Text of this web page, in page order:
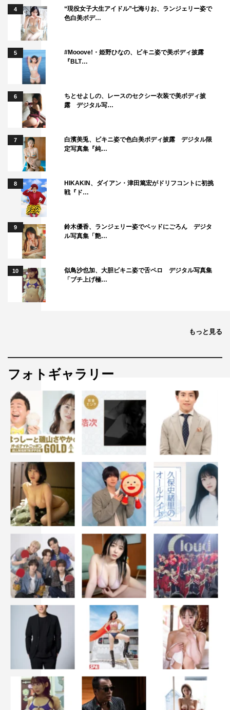
©AbemaTV,Inc.
2人のデート終了時には「大人を感じました。とにかくす
てきでした」と休日課長のデートプランを絶賛した指原。
自身の理想の恋愛像として「ちゃんと味をおいしいと思っ
てくれる彼氏がいい。インスタントラーメンはインスタン
トラーメンでおいしいんですけど、そのおいしいと、ご飯
のおいしいを一緒にしゃべらないでほしくて。季節のお料
理とかを感じてほしいんですよ」と言及。
その上で、「課長って、ご自身が料理されるというのもあ
ると思うんですけど、それを感じてくれるタイプ。私めち
ゃめちゃ課長好きじゃん（笑）。めちゃくちゃ良いなって
思いました！ 素晴らしかった！」と休日課長を絶賛し
こうして休日課長とたかし、それぞれのデートが終了。同
じ時間に別の場所で待っている2人のうち、逢沢が「今後
もお付き合いを続けたい」と思った1人の元へ向かった。
果たして、逢沢が選んだのはどちらなのか。
ABEMAで放送後7日間無料で見逃し配信中。
1451_s1_p49
©AbemaTV,Inc.
この記事の写真
ヒロミ 休日課長 指原莉乃
逢沢りな
4
“現役女子大生アイドル”七海りお、ランジェリー姿で
色白美ボデ…
5
#Mooove!・姫野ひなの、ビキニ姿で美ボディ披露
『BLT…
6
ちとせよしの、レースのセクシー衣装で美ボディ披
露 デジタル写…
7
白濱美兎、ビキニ姿で色白美ボディ披露 デジタル限
定写真集『純…
8
HIKAKIN、ダイアン・津田篤宏がドリフコントに初挑
戦『ド…
9
鈴木優香、ランジェリー姿でベッドにごろん デジタ
ル写真集「艶…
10
似鳥沙也加、大胆ビキニ姿で舌ペロ デジタル写真集
「ブチ上げ極…
もっと見る
フォトギャラリー